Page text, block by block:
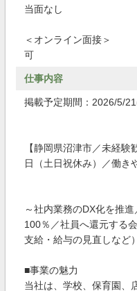
当面なし
＜オンライン面接＞
可
仕事内容
掲載予定期間：2026/5/
【静岡県沼津市／未経
日（土日祝休み）／働き
～社内業務のDX化を推
100％／社員へ還元する
支給・給与の見直しなど
■事業の魅力
当社は、学校、保育園、